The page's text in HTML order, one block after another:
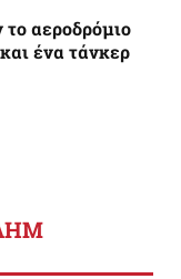
αεροδρόμιο
ένα τάνκερ